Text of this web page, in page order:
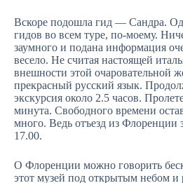
Вскоре подошла гид — Сандра.
гидов во всем туре, по-моему.
заумного и подана информация
весело. Не считая настоящей
внешности этой очаровательной
прекрасный русский язык.
экскурсия около 2.5 часов.
минута. Свободного времени
много. Ведь отъезд из Флоренции
17.00.
О Флоренции можно говорить
этот музей под открытым небом и